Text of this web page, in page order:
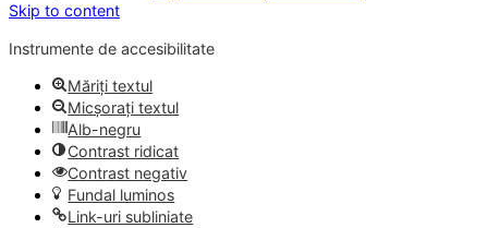
Skip to content
Instrumente de accesibilitate
Măriți textul
Micșorați textul
Alb-negru
Contrast ridicat
Contrast negativ
Fundal luminos
Link-uri subliniate